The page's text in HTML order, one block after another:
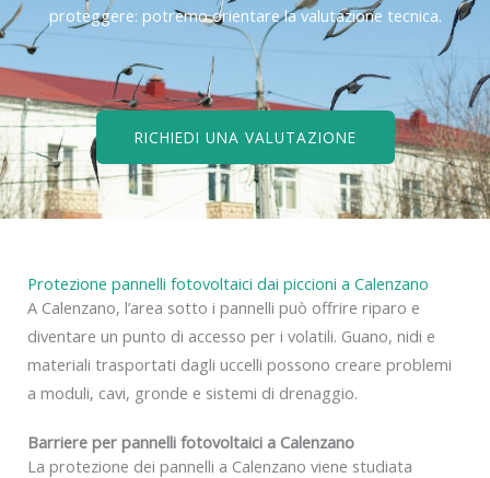
proteggere: potremo orientare la valutazione tecnica.
RICHIEDI UNA VALUTAZIONE
Protezione pannelli fotovoltaici dai piccioni a Calenzano
A Calenzano, l’area sotto i pannelli può offrire riparo e
diventare un punto di accesso per i volatili. Guano, nidi e
materiali trasportati dagli uccelli possono creare problemi
a moduli, cavi, gronde e sistemi di drenaggio.
Barriere per pannelli fotovoltaici a Calenzano
La protezione dei pannelli a Calenzano viene studiata